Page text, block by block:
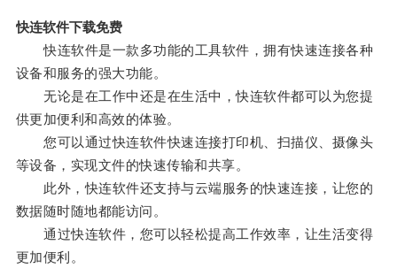
快连软件下载免费
快连软件是一款多功能的工具软件，拥有快速连接各种
设备和服务的强大功能。
无论是在工作中还是在生活中，快连软件都可以为您提
供更加便利和高效的体验。
您可以通过快连软件快速连接打印机、扫描仪、摄像头
等设备，实现文件的快速传输和共享。
此外，快连软件还支持与云端服务的快速连接，让您的
数据随时随地都能访问。
通过快连软件，您可以轻松提高工作效率，让生活变得
更加便利。